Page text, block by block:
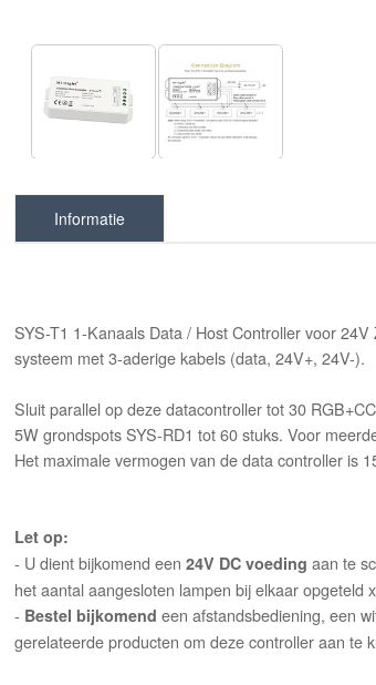
Informatie
SYS-T1 1-Kanaals Data / Host Controller voor
systeem met 3-aderige kabels (data, 24V+, 24V-).
Sluit parallel op deze datacontroller tot 30
5W grondspots SYS-RD1 tot 60 stuks. Voor
Het maximale vermogen van de data controller is
Let op:
- U dient bijkomend een24V DC voeding aan te
het aantal aangesloten lampen bij elkaar opgeteld
- Bestel bijkomend een afstandsbediening, een
gerelateerde producten om deze controller aan te